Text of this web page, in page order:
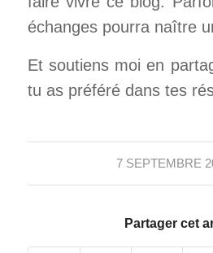
échanges pourra naître
Et soutiens moi en
tu as préféré dans tes
7 SEPTEMBRE
/
Partager cet